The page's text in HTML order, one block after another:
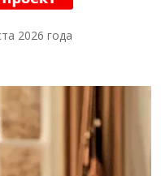
2026 года